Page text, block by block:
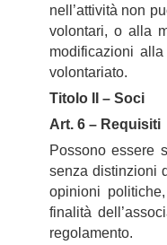
nell’attività non
volontari, o alla
modificazioni
volontariato.
Titolo II – Soci
Art. 6 – Requisiti
Possono essere
senza distinzioni
opinioni
finalità
regolamento.